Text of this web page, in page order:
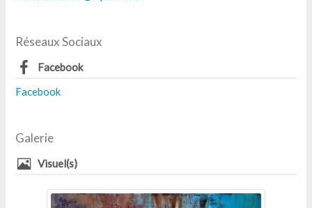
Réseaux Sociaux
Facebook
Facebook
Galerie
Visuel(s)